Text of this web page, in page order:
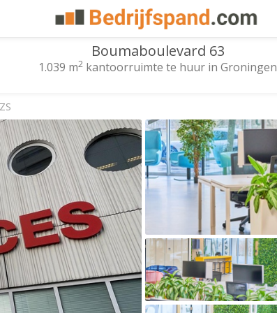
Boumaboulevard 63
1.039 m2 kantoorruimte te huur in Groningen